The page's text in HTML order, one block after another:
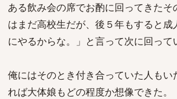
ある飲み会の席でお酌に回ってきたそ
はまだ高校生だが、後５年もすると
にやるからな。」と言って次に回って
俺にはそのとき付き合っていた人もい
れば大体娘もどの程度か想像できた。